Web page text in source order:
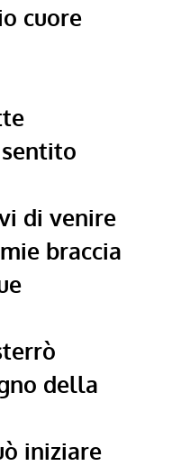
cuore
di venire
braccia
della
iniziare